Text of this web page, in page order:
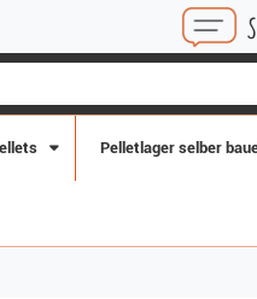
SCHNELLE
Pelletlager selber